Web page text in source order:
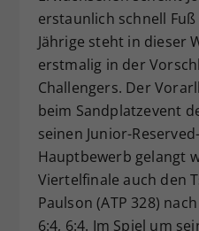
erstaunlich schnell
Jährige steht in dieser
erstmalig in der
Challengers. Der
beim Sandplatzevent
seinen Junior-
Hauptbewerb gelangt
Viertelfinale auch den
Paulson (ATP 328)
6:4, 6:4. Im Spiel um
Zweck
Dieser Wert
zufällig
historische
Webseiten-
hat.